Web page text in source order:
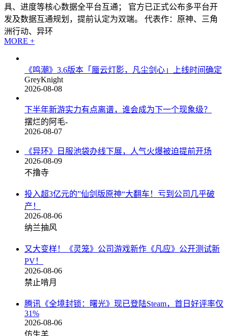
具、进度等核心数据全平台互通； 官方已正式公布多平台开
发及数据互通规划，提前认定为双端。 代表作：原神、三角
洲行动、异环
MORE +
《鸣潮》3.6版本「蜃云灯影，凡尘剑心」上线时间确定
GreyKnight
2026-08-08
下半年新游实力有点离谱，谁会成为下一个现象级？
摆烂的阿毛-
2026-08-07
《异环》日服池袋办线下展，人气火爆被迫提前开场
2026-08-09
不撸寺
投入超3亿元的”仙剑版原神“大翻车！亏到公司几乎破
产！
2026-08-06
纳兰抽风
又大变样！《灵笼》公司游戏新作《凡应》公开测试新
PV！
2026-08-06
禁止啃月
腾讯《全境封锁：曙光》现已登陆Steam，首日好评率仅
31%
2026-08-06